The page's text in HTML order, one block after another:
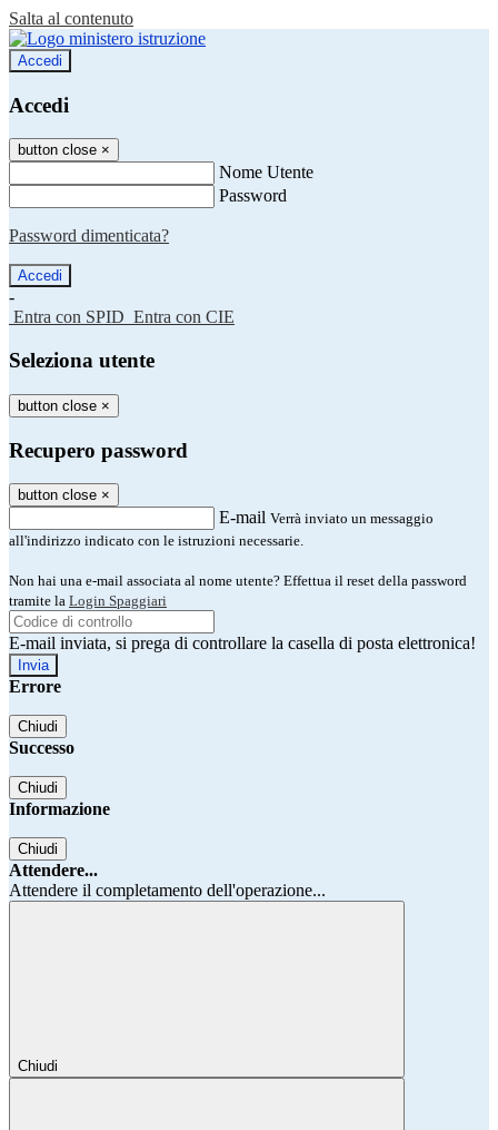
Salta al contenuto
Accedi
Accedi
button close ×
Nome Utente
Password
Password dimenticata?
-
Entra con SPID Entra con CIE
Seleziona utente
button close ×
Recupero password
button close ×
E-mail Verrà inviato un messaggio
all'indirizzo indicato con le istruzioni necessarie.
Non hai una e-mail associata al nome utente? Effettua il reset della password
tramite la Login Spaggiari
E-mail inviata, si prega di controllare la casella di posta elettronica!
Errore
Chiudi
Successo
Chiudi
Informazione
Chiudi
Attendere...
Attendere il completamento dell'operazione...
Chiudi